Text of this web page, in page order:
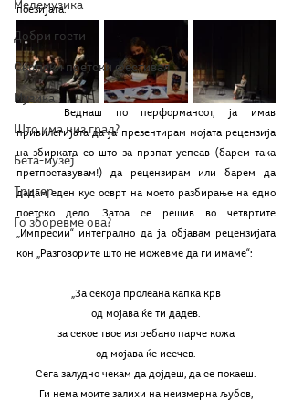
Мелемузика
Добри гости
Скопски поетски фестивал
Музика
Што има низ град?
Бета-музеј
Тригер
Го зборевме ова?
поезијата.
привилегијата да ја презентирам мојата рецензија
на збирката со што за првпат успеав (барем така
претпоставувам!) да рецензирам или барем да
дадам еден кус осврт на моето разбирање на едно
поетско дело. Затоа се решив во четвртите
„Импресии“ интегрално да ја објавам рецензијата
кон „Разговорите што не можевме да ги имаме“:
„За секоја пролеана капка крв
од мојава ќе ти дадев.
за секое твое изгребано парче кожа
од мојава ќе исечев.
Сега залудно чекам да дојдеш, да се покаеш.
Ги нема моите залихи на неизмерна љубов,